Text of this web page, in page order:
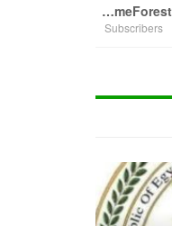
ThemeForest
Subscribers